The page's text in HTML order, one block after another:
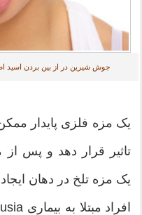
جوش شیرین در از بین بردن اسید
یک مزه فلزی پایدار
تاثیر قرار دهد و پس
یک مزه تلخ در دهان